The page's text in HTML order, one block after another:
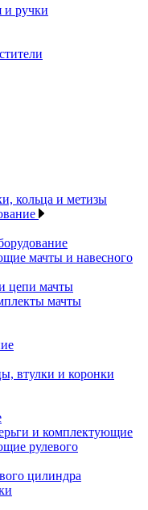
и ручки
кольца и метизы
мачты и навесного
цепи мачты
мачты
втулки и коронки
и комплектующие
рулевого
цилиндра